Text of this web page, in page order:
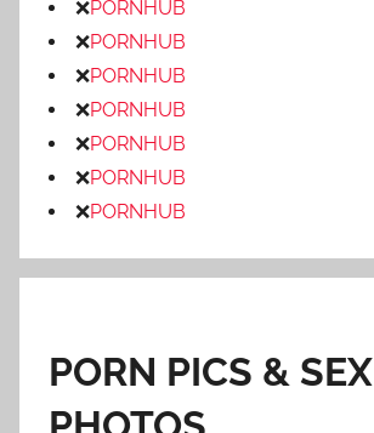
❌PORNHUB
❌PORNHUB
❌PORNHUB
❌PORNHUB
❌PORNHUB
❌PORNHUB
❌PORNHUB
PORN PICS & SEX